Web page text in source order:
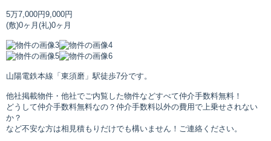
5万7,000円9,000円
(敷)0ヶ月 (礼)0ヶ月
山陽電鉄本線「東須磨」駅徒歩7分です。
他社掲載物件・他社でご内覧した物件などすべて仲介手数料無料！
どうして仲介手数料無料なの？仲介手数料以外の費用で上乗せされない
か？
など不安な方は相見積もりだけでも構いません！ご連絡ください。